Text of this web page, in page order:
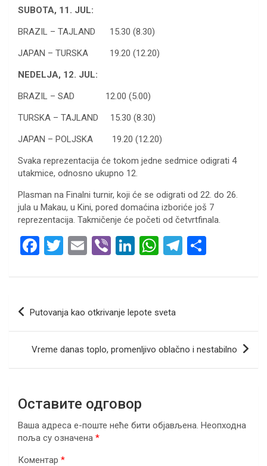
SUBOTA, 11. JUL:
BRAZIL – TAJLAND 15.30 (8.30)
JAPAN – TURSKA 19.20 (12.20)
NEDELJA, 12. JUL:
BRAZIL – SAD 12.00 (5.00)
TURSKA – TAJLAND 15.30 (8.30)
JAPAN – POLJSKA 19.20 (12.20)
Svaka reprezentacija će tokom jedne sedmice odigrati 4
utakmice, odnosno ukupno 12.
Plasman na Finalni turnir, koji će se odigrati od 22. do 26.
jula u Makau, u Kini, pored domaćina izboriće još 7
reprezentacija. Takmičenje će početi od četvrtfinala.
F
ce
o
k
T
tt
er
E
ail
Vi
er
Li
ke
n
W
at
A
p
p
T
e
m
ar
Кретање
Putovanja kao otkrivanje lepote sveta
Vreme danas toplo, promenljivo oblačno i nestabilno
Оставите одговор
Ваша адреса е-поште неће бити објављена. Неопходна
поља су означена *
Коментар *